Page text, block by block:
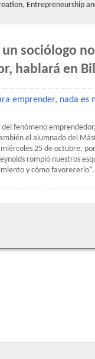
, Entrepreneurship
sociólogo
hablará en
emprender, nada es
fenómeno
el alumnado del
25 de octubre,
rompió nuestros
y cómo favorecerlo”.